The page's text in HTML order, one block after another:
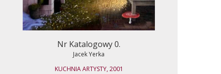
Nr Katalogowy 0.
Jacek Yerka
KUCHNIA ARTYSTY, 2001